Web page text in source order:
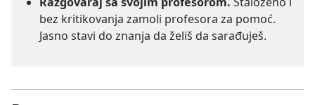
bez kritikovanja zamoli profesora za pomoć.
Jasno stavi do znanja da želiš da sarađuješ.